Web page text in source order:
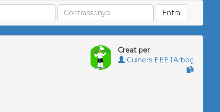
Creat per
Cuiners EEE l'Arboç